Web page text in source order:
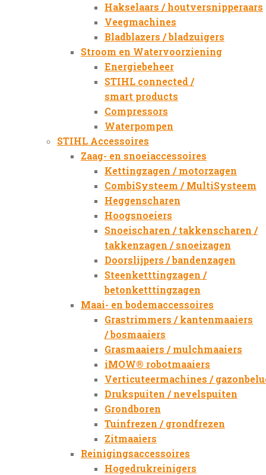
Hakselaars / houtversnipperaars
Veegmachines
Bladblazers / bladzuigers
Stroom en Watervoorziening
Energiebeheer
STIHL connected /
smart products
Compressors
Waterpompen
STIHL Accessoires
Zaag- en snoeiaccessoires
Kettingzagen / motorzagen
CombiSysteem / MultiSysteem
Heggenscharen
Hoogsnoeiers
Snoeischaren / takkenscharen /
takkenzagen / snoeizagen
Doorslijpers / bandenzagen
Steenketttingzagen /
betonketttingzagen
Maai- en bodemaccessoires
Grastrimmers / kantenmaaiers
/ bosmaaiers
Grasmaaiers / mulchmaaiers
iMOW® robotmaaiers
Verticuteermachines /
Drukspuiten / nevelspuiten
Grondboren
Tuinfrezen / grondfrezen
Zitmaaiers
Reinigingsaccessoires
Hogedrukreinigers